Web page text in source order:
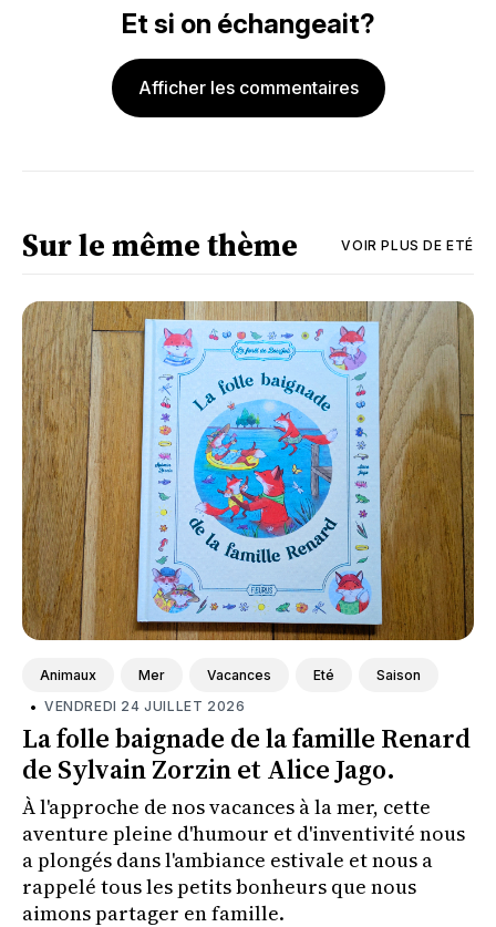
Et si on échangeait?
Afficher les commentaires
Sur le même thème VOIR PLUS DE ETÉ
Animaux Mer Vacances Eté Saison
• VENDREDI 24 JUILLET 2026
La folle baignade de la famille Renard
de Sylvain Zorzin et Alice Jago.
À l'approche de nos vacances à la mer, cette
aventure pleine d'humour et d'inventivité nous
a plongés dans l'ambiance estivale et nous a
rappelé tous les petits bonheurs que nous
aimons partager en famille.